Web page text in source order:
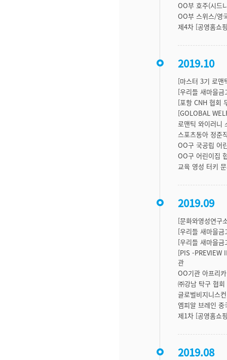
OO부 호주(시드
OO부 스위스/영
제4차 [공영홈쇼
2019.10
[마스터 3기 로맨
[우리들 새마을
[포항 CNH 협회
[GOLOBAL
로맨틱 와이러니
스포츠동아 정준
OO구 국공립 어
OO구 어린이집
교육 영성 터키
2019.09
[문화와영성연구
[우리들 새마을
[우리들 새마을
[PIS -PREVIEW
관
OO기관 아프리
㈜강남 탁구 협
글로벌비지니스
엠피알 브레인
제1차 [공영홈쇼
2019.08